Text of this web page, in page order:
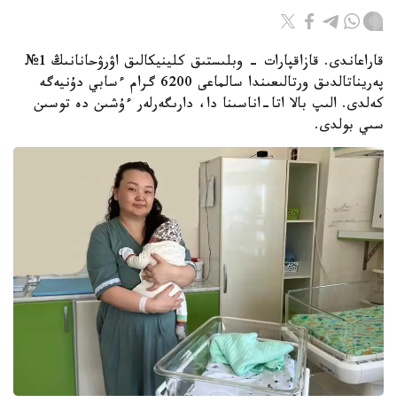
قاراعاندى. قازاقپارات - وبلىستىق كلينيكالىق اۋرۋحانانىڭ 1№
پەريناتالدىق ورتالىعىندا سالماعى 6200 گرام ءسابي دۇنيەگە
كەلدى. الىپ بالا اتا-اناسىنا دا، دارىگەرلەر ءۇشىن دە توسىن
سىي بولدى.